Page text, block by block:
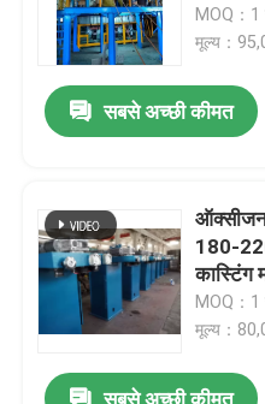
MOQ：
मूल्य：
सबसे अच्छी कीमत
ऑक्सीजन
180-
कास्टिंग
MOQ：
मूल्य：